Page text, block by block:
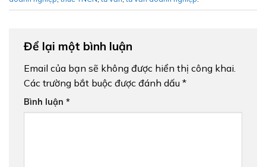
Để lại một bình luận
Email của bạn sẽ không được hiển thị công khai.
Các trường bắt buộc được đánh dấu *
Bình luận *